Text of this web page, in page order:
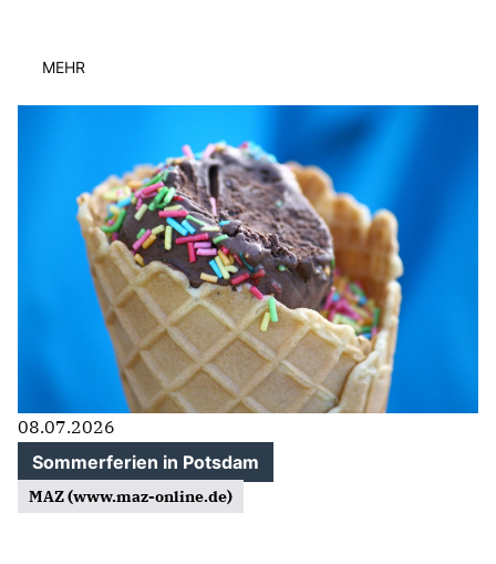
MEHR
08.07.2026
Sommerferien in Potsdam
MAZ (www.maz-online.de)